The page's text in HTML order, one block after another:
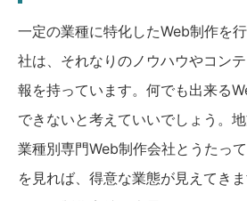
一定の業種に特化したWeb制作を
社は、それなりのノウハウやコン
報を持っています。何でも出来る
できないと考えていいでしょう。
業種別専門Web制作会社とうたっ
を見れば、得意な業態が見えてき